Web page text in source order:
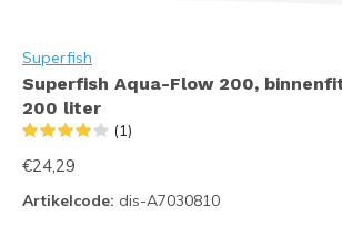
Superfish
Superfish Aqua-Flow 200,
200 liter
(1)
€24,29
Artikelcode: dis-A7030810